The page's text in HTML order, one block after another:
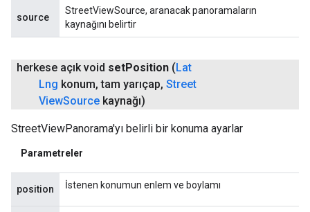
source
StreetViewSource, aranacak panoramaların
kaynağını belirtir
herkese açık void setPosition ( Lat
Lng konum, tam yarıçap, Street
ViewSource kaynağı)
StreetViewPanorama'yı belirli bir konuma ayarlar
Parametreler
position İstenen konumun enlem ve boylamı